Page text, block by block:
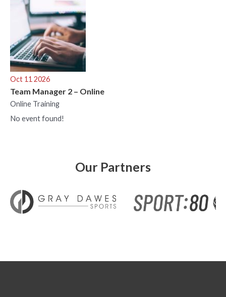
Oct 11 2026
Team Manager 2 – Online
Online Training
No event found!
Our Partners